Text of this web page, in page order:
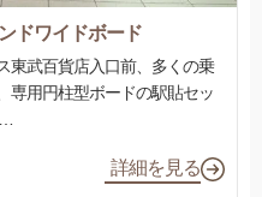
ドワイドボード
東武百貨店入口前、多くの乗
専用円柱型ボードの駅貼セッ
…
詳細を見る